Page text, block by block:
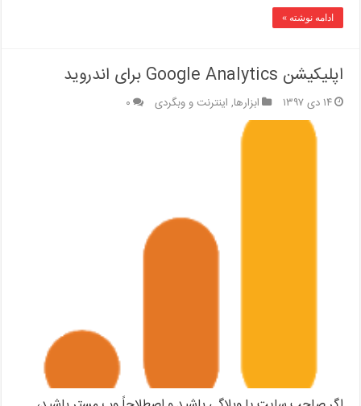
ادامه نوشته »
اپلیکیشن Google Analytics برای اندروید
۱۴ دی ۱۳۹۷ ابزارها, اینترنت و وبگردی ۰